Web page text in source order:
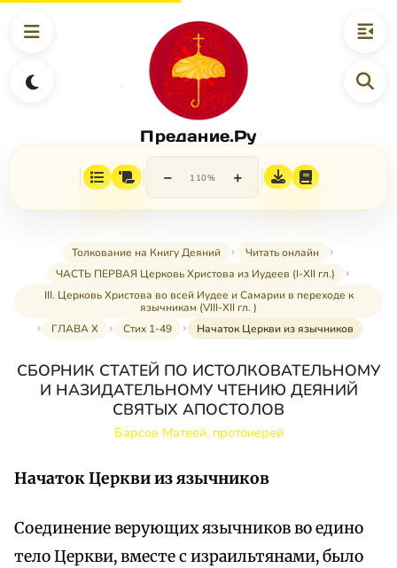
Предание.Ру
− 110% +
Толкование на Книгу Деяний
Читать онлайн
ЧАСТЬ ПЕРВАЯ Церковь Христова из Иудеев (I-XII гл.)
III. Церковь Христова во всей Иудее и Самарии в переходе к
язычникам (VIII-XII гл. )
ГЛАВА X
Стих 1-49 Начаток Церкви из язычников
СБОРНИК СТАТЕЙ ПО ИСТОЛКОВАТЕЛЬНОМУ
И НАЗИДАТЕЛЬНОМУ ЧТЕНИЮ ДЕЯНИЙ
СВЯТЫХ АПОСТОЛОВ
Барсов Матвей, протоиерей
Начаток Церкви из язычников
Соединение верующих язычников во едино
тело Церкви, вместе с израильтянами, было